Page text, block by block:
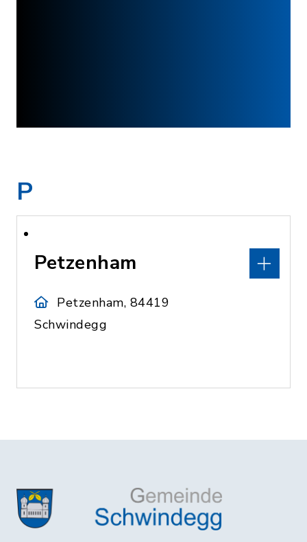
P
Petzenham
Petzenham, 84419
Schwindegg